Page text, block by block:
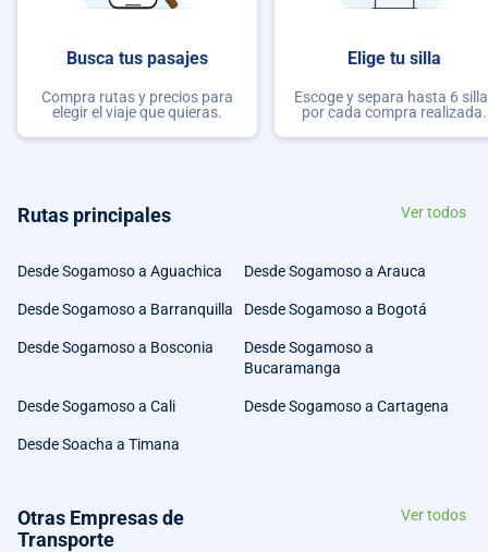
Busca tus pasajes
Compra rutas y precios para
elegir el viaje que quieras.
Elige tu silla
Escoge y separa hasta 6
por cada compra realizada.
Rutas principales Ver todos
Desde Sogamoso a Aguachica Desde Sogamoso a Arauca
Desde Sogamoso a Barranquilla Desde Sogamoso a Bogotá
Desde Sogamoso a Bosconia
Desde Sogamoso a
Bucaramanga
Desde Sogamoso a Cali Desde Sogamoso a Cartagena
Desde Soacha a Timana
Otras Empresas de
Transporte
Ver todos